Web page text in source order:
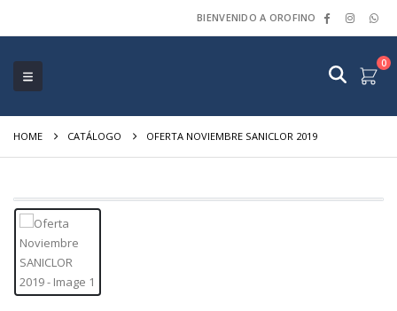
BIENVENIDO A OROFINO
0
HOME CATÁLOGO OFERTA NOVIEMBRE SANICLOR 2019